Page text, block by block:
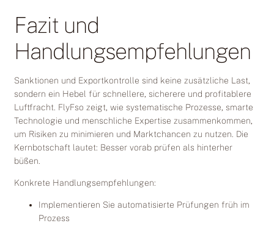
Fazit und
Handlungsempfehlungen
Sanktionen und Exportkontrolle sind keine zusätzliche Last,
sondern ein Hebel für schnellere, sicherere und profitablere
Luftfracht. FlyFso zeigt, wie systematische Prozesse, smarte
Technologie und menschliche Expertise zusammenkommen,
um Risiken zu minimieren und Marktchancen zu nutzen. Die
Kernbotschaft lautet: Besser vorab prüfen als hinterher
büßen.
Konkrete Handlungsempfehlungen:
Implementieren Sie automatisierte Prüfungen früh im
Prozess